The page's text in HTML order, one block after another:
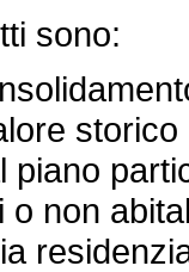
sono:
piano
o non